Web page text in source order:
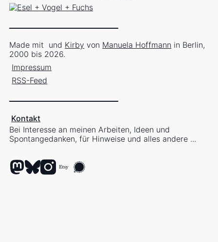
Made mit und Kirby von Manuela Hoffmann in Berlin,
2000 bis 2026.
Impressum
RSS-Feed
Kontakt
Bei Interesse an meinen Arbeiten, Ideen und
Spontangedanken, für Hinweise und alles andere ...